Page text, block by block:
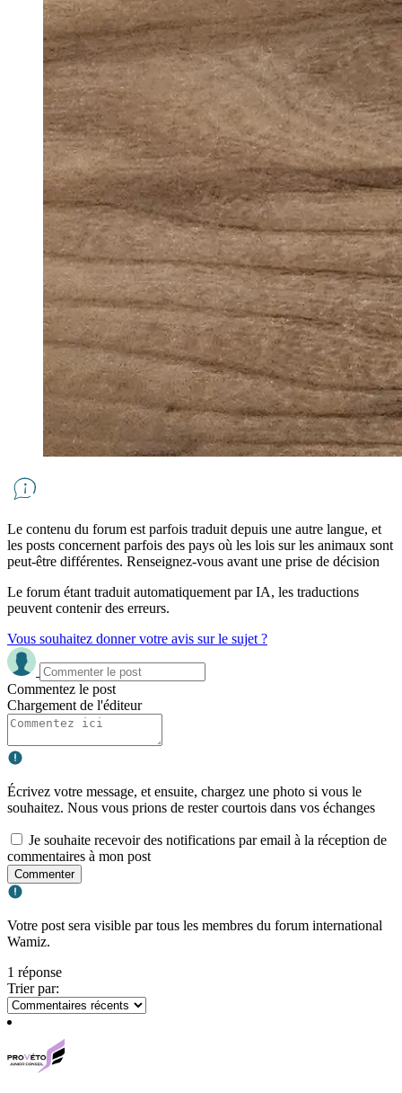
Le contenu du forum est parfois traduit depuis une autre langue, et
les posts concernent parfois des pays où les lois sur les animaux sont
peut-être différentes. Renseignez-vous avant une prise de décision
Le forum étant traduit automatiquement par IA, les traductions
peuvent contenir des erreurs.
Vous souhaitez donner votre avis sur le sujet ?
Commentez le post
Chargement de l'éditeur
Écrivez votre message, et ensuite, chargez une photo si vous le
souhaitez. Nous vous prions de rester courtois dans vos échanges
Je souhaite recevoir des notifications par email à la réception de
commentaires à mon post
Commenter
Votre post sera visible par tous les membres du forum international
Wamiz.
1 réponse
Trier par: